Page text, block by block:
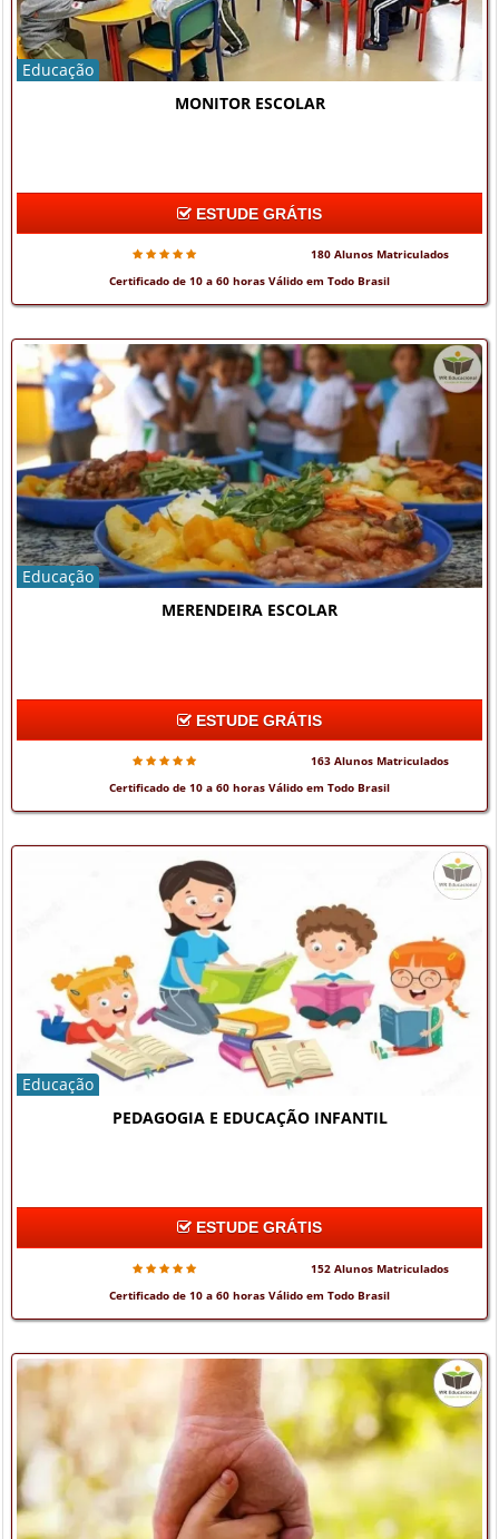
Educação
MONITOR ESCOLAR
ESTUDE GRÁTIS
180 Alunos Matriculados
Certificado de 10 a 60 horas Válido em Todo Brasil
Educação
MERENDEIRA ESCOLAR
ESTUDE GRÁTIS
163 Alunos Matriculados
Certificado de 10 a 60 horas Válido em Todo Brasil
Educação
PEDAGOGIA E EDUCAÇÃO INFANTIL
ESTUDE GRÁTIS
152 Alunos Matriculados
Certificado de 10 a 60 horas Válido em Todo Brasil